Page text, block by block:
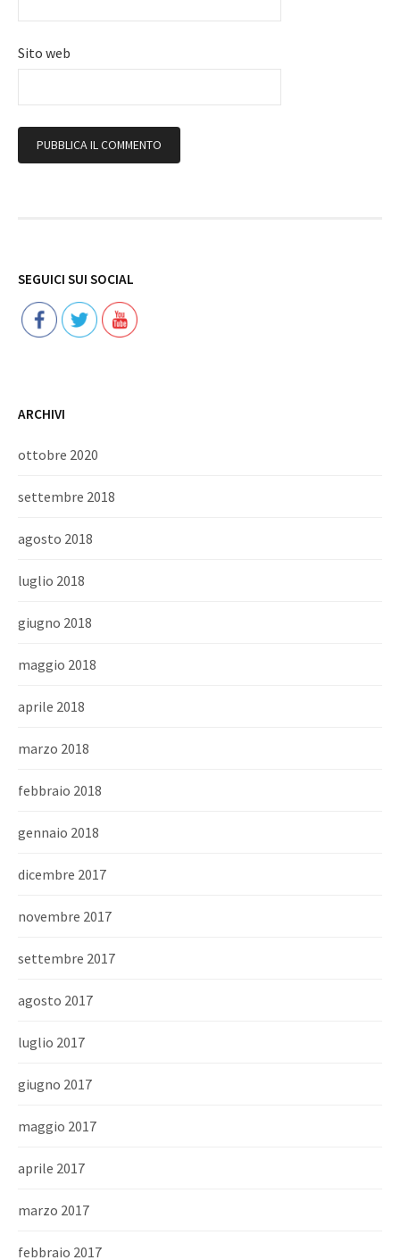
Sito web
SEGUICI SUI SOCIAL
ARCHIVI
ottobre 2020
settembre 2018
agosto 2018
luglio 2018
giugno 2018
maggio 2018
aprile 2018
marzo 2018
febbraio 2018
gennaio 2018
dicembre 2017
novembre 2017
settembre 2017
agosto 2017
luglio 2017
giugno 2017
maggio 2017
aprile 2017
marzo 2017
febbraio 2017